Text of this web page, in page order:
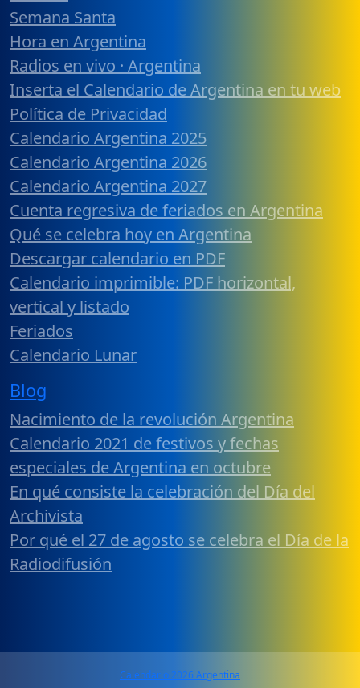
Semana Santa
Hora en Argentina
Radios en vivo · Argentina
Inserta el Calendario de Argentina en tu web
Política de Privacidad
Calendario Argentina 2025
Calendario Argentina 2026
Calendario Argentina 2027
Cuenta regresiva de feriados en Argentina
Qué se celebra hoy en Argentina
Descargar calendario en PDF
Calendario imprimible: PDF horizontal,
vertical y listado
Feriados
Calendario Lunar
Blog
Nacimiento de la revolución Argentina
Calendario 2021 de festivos y fechas
especiales de Argentina en octubre
En qué consiste la celebración del Día del
Archivista
Por qué el 27 de agosto se celebra el Día de la
Radiodifusión
Calendario 2026 Argentina